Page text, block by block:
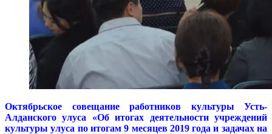
Октябрьское совещание работников культуры Усть-
Алданского улуса «Об итогах деятельности учреждений
культуры улуса по итогам 9 месяцев 2019 года и задачах на